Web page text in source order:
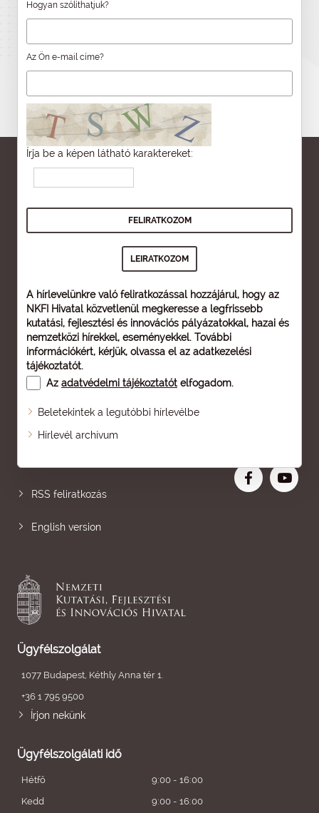
Hogyan szólíthatjuk?
Az Ön e-mail címe?
Írja be a képen látható karaktereket:
A hírlevelünkre való feliratkozással hozzájárul, hogy az
NKFI Hivatal közvetlenül megkeresse a legfrissebb
kutatási, fejlesztési és innovációs pályázatokkal, hazai és
nemzetközi hírekkel, eseményekkel. További
információkért, kérjük, olvassa el az adatkezelési
tájékoztatót.
Az adatvédelmi tájékoztatót elfogadom.
Beletekintek a legutóbbi hírlevélbe
Hírlevél archívum
Oldaltérkép
RSS feliratkozás
English version
Ügyfélszolgálat
1077 Budapest, Kéthly Anna tér 1.
+36 1 795 9500
Írjon nekünk
Ügyfélszolgálati idő
Hétfő
9:00 - 16:00
Kedd
9:00 - 16:00